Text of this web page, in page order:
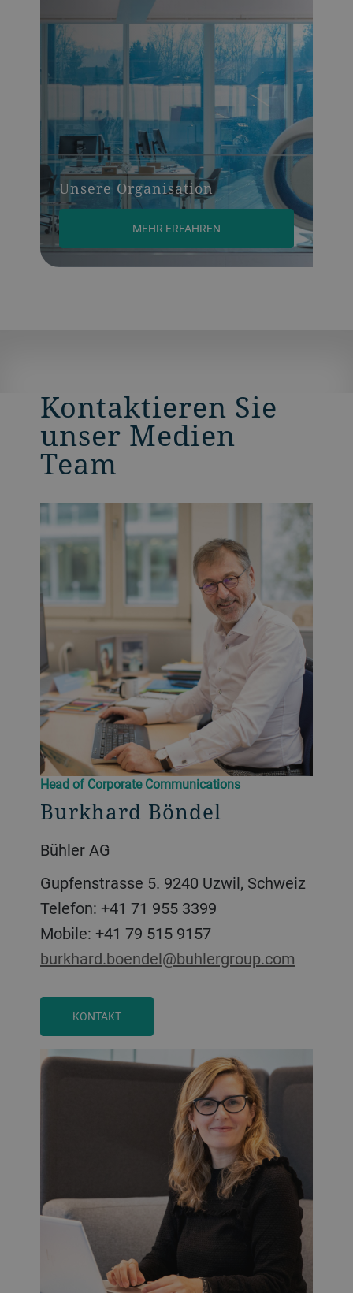
Unsere Organisation
MEHR ERFAHREN
Kontaktieren Sie
unser Medien
Team
Head of Corporate Communications
Burkhard Böndel
Bühler AG
Gupfenstrasse 5. 9240 Uzwil, Schweiz
Telefon: +41 71 955 3399
Mobile: +41 79 515 9157
burkhard.boendel@buhlergroup.com
KONTAKT